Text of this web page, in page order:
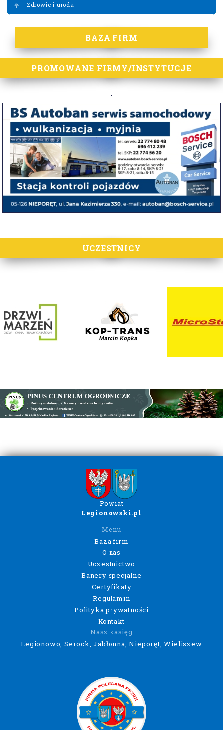
Zdrowie i uroda
BAZA FIRM
PROMOWANE FIRMY/INSTYTUCJE
UCZESTNICY
Powiat
Legionowski.pl
Menu
Baza firm
O nas
Uczestnictwo
Banery specjalne
Certyfikaty
Regulamin
Polityka prywatności
Kontakt
Nasz zasięg
Legionowo, Serock, Jabłonna, Nieporęt, Wieliszew